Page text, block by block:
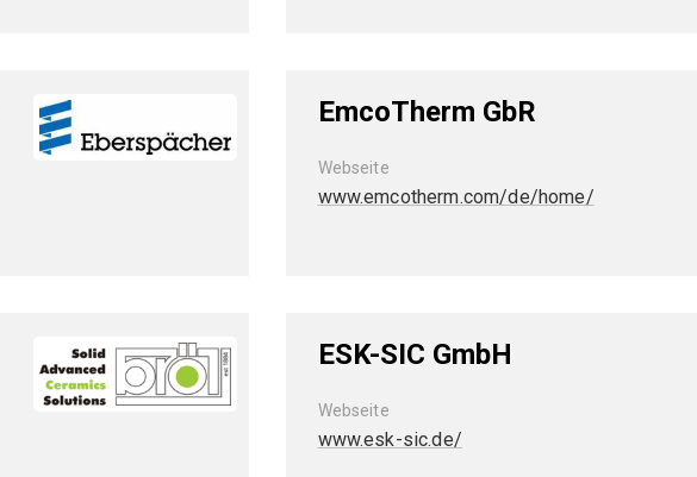
EmcoTherm GbR
Webseite
www.emcotherm.com/de/home/
ESK-SIC GmbH
Webseite
www.esk-sic.de/